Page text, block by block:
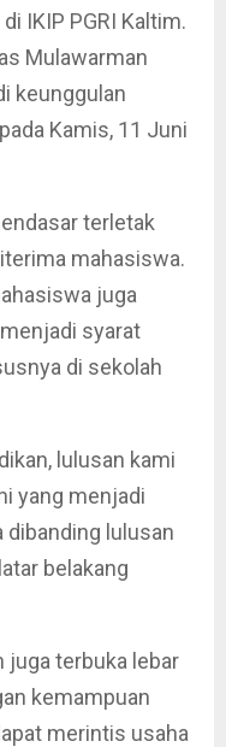
IKIP PGRI Kaltim.
Mulawarman
keunggulan
Kamis, 11 Juni
terletak
mahasiswa.
juga
syarat
di sekolah
lulusan kami
yang menjadi
dibanding lulusan
belakang
juga terbuka lebar
kemampuan
merintis usaha